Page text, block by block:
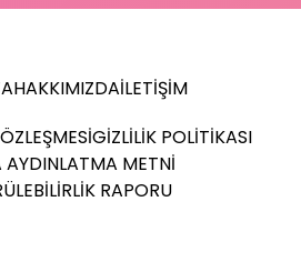
HAKKIMIZDAİLETIŞIM
GIZLILIK POLITIKASI
AYDINLATMA METNI
RAPORU